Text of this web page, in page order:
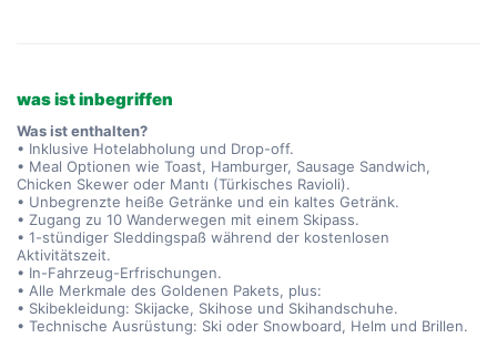
was ist inbegriffen
Was ist enthalten?
• Inklusive Hotelabholung und Drop-off.
• Meal Optionen wie Toast, Hamburger, Sausage Sandwich,
Chicken Skewer oder Mantı (Türkisches Ravioli).
• Unbegrenzte heiße Getränke und ein kaltes Getränk.
• Zugang zu 10 Wanderwegen mit einem Skipass.
• 1-stündiger Sleddingspaß während der kostenlosen
Aktivitätszeit.
• In-Fahrzeug-Erfrischungen.
• Alle Merkmale des Goldenen Pakets, plus:
• Skibekleidung: Skijacke, Skihose und Skihandschuhe.
• Technische Ausrüstung: Ski oder Snowboard, Helm und Brillen.